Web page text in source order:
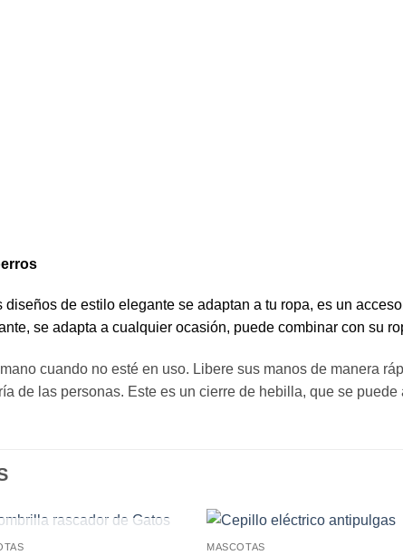
diseños de estilo elegante se adaptan a tu ropa, es un
se adapta a cualquier ocasión, puede combinar con su
cuando no esté en uso. Libere sus manos de manera
de las personas. Este es un cierre de hebilla, que se
SIN EXISTENCIAS MASCOTAS